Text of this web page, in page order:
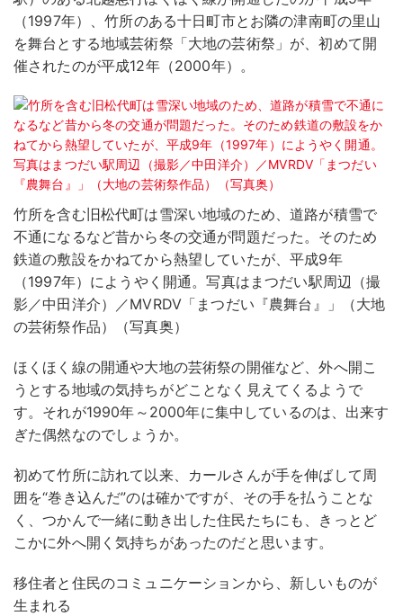
（1997年）、竹所のある十日町市とお隣の津南町の里山
を舞台とする地域芸術祭「大地の芸術祭」が、初めて開
催されたのが平成12年（2000年）。
竹所を含む旧松代町は雪深い地域のため、道路が積雪で
不通になるなど昔から冬の交通が問題だった。そのため
鉄道の敷設をかねてから熱望していたが、平成9年
（1997年）にようやく開通。写真はまつだい駅周辺（撮
影／中田洋介）／MVRDV「まつだい『農舞台』」（大地
の芸術祭作品）（写真奥）
ほくほく線の開通や大地の芸術祭の開催など、外へ開こ
うとする地域の気持ちがどことなく見えてくるようで
す。それが1990年～2000年に集中しているのは、出来す
ぎた偶然なのでしょうか。
初めて竹所に訪れて以来、カールさんが手を伸ばして周
囲を“巻き込んだ”のは確かですが、その手を払うことな
く、つかんで一緒に動き出した住民たちにも、きっとど
こかに外へ開く気持ちがあったのだと思います。
移住者と住民のコミュニケーションから、新しいものが
生まれる